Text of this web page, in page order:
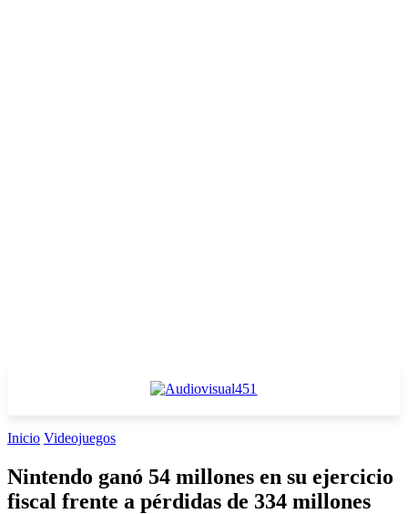
Inicio Videojuegos
Nintendo ganó 54 millones en su ejercicio
fiscal frente a pérdidas de 334 millones